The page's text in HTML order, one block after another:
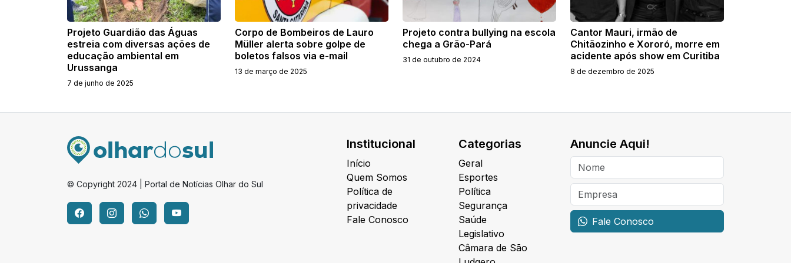
Projeto Guardião das Águas
estreia com diversas ações de
educação ambiental em
Urussanga
7 de junho de 2025
Corpo de Bombeiros de Lauro
Müller alerta sobre golpe de
boletos falsos via e-mail
13 de março de 2025
Projeto contra bullying na escola
chega a Grão-Pará
31 de outubro de 2024
Cantor Mauri, irmão de
Chitãozinho e Xororó, morre em
acidente após show em Curitiba
8 de dezembro de 2025
© Copyright 2024 | Portal de Notícias Olhar do Sul
Institucional
Início
Quem Somos
Política de
privacidade
Fale Conosco
Categorias
Geral
Esportes
Política
Segurança
Saúde
Legislativo
Câmara de São
Anuncie Aqui!
Fale Conosco